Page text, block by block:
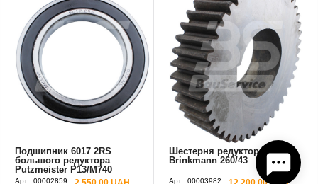
Подшипник 6017 2RS
большого редуктора
Putzmeister P13/М740
Арт.: 00002859
Шестерня редуктора Z-44
Brinkmann 260/43
Арт.: 00003982